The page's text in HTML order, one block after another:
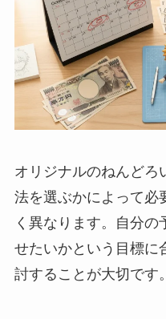
オリジナルのねんどろ
法を選ぶかによって必
く異なります。自分の
せたいかという目標に
討することが大切です。